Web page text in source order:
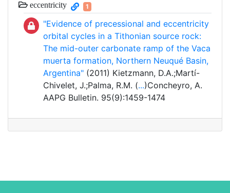
eccentricity 1
"Evidence of precessional and eccentricity
orbital cycles in a Tithonian source rock:
The mid-outer carbonate ramp of the Vaca
muerta formation, Northern Neuqué Basin,
Argentina" (2011) Kietzmann, D.A.;Martí-
Chivelet, J.;Palma, R.M. (...)Concheyro, A.
AAPG Bulletin. 95(9):1459-1474